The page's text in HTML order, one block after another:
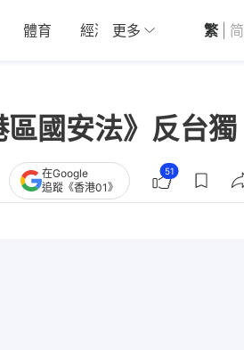
體育 經濟 01深圳 觀點
更多 繁 简
國安法》反台獨
在Google
追蹤《香港01》
51